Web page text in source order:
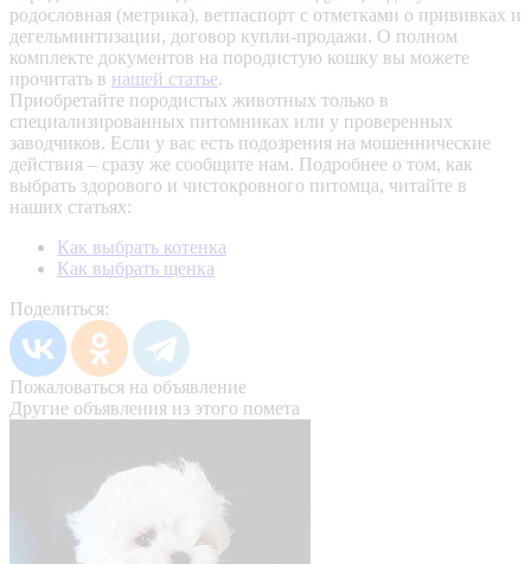
родословная (метрика), ветпаспорт с отметками о прививках и
дегельминтизации, договор купли-продажи. О полном
комплекте документов на породистую кошку вы можете
прочитать в нашей статье.
Приобретайте породистых животных только в
специализированных питомниках или у проверенных
заводчиков. Если у вас есть подозрения на мошеннические
действия – сразу же сообщите нам. Подробнее о том, как
выбрать здорового и чистокровного питомца, читайте в
наших статьях:
Как выбрать котенка
Как выбрать щенка
Поделиться:
Пожаловаться на объявление
Другие объявления из этого помета